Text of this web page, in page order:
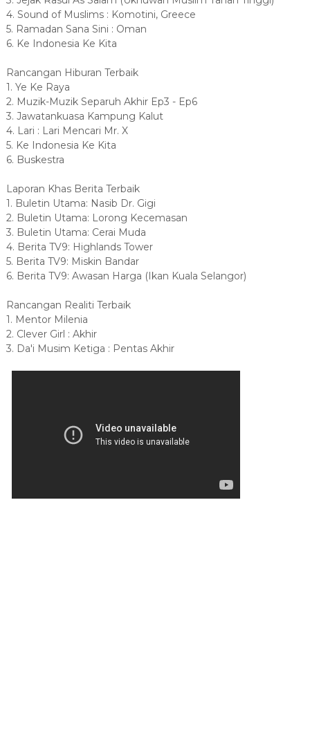
4. Sound of Muslims : Komotini, Greece
5. Ramadan Sana Sini : Oman
6. Ke Indonesia Ke Kita
Rancangan Hiburan Terbaik
1. Ye Ke Raya
2. Muzik-Muzik Separuh Akhir Ep3 - Ep6
3. Jawatankuasa Kampung Kalut
4. Lari : Lari Mencari Mr. X
5. Ke Indonesia Ke Kita
6. Buskestra
Laporan Khas Berita Terbaik
1. Buletin Utama: Nasib Dr. Gigi
2. Buletin Utama: Lorong Kecemasan
3. Buletin Utama: Cerai Muda
4. Berita TV9: Highlands Tower
5. Berita TV9: Miskin Bandar
6. Berita TV9: Awasan Harga (Ikan Kuala Selangor)
Rancangan Realiti Terbaik
1. Mentor Milenia
2. Clever Girl : Akhir
3. Da'i Musim Ketiga : Pentas Akhir